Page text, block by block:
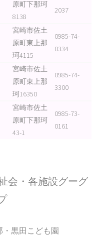
原町下那珂
8138
2037
宮崎市佐土
原町東上那
珂4115
0985-74-
0334
宮崎市佐土
原町東上那
珂16350
0985-74-
3300
宮崎市佐土
原町下那珂
43-1
0985-73-
0161
会・各施設グーグ
・黒田こども園